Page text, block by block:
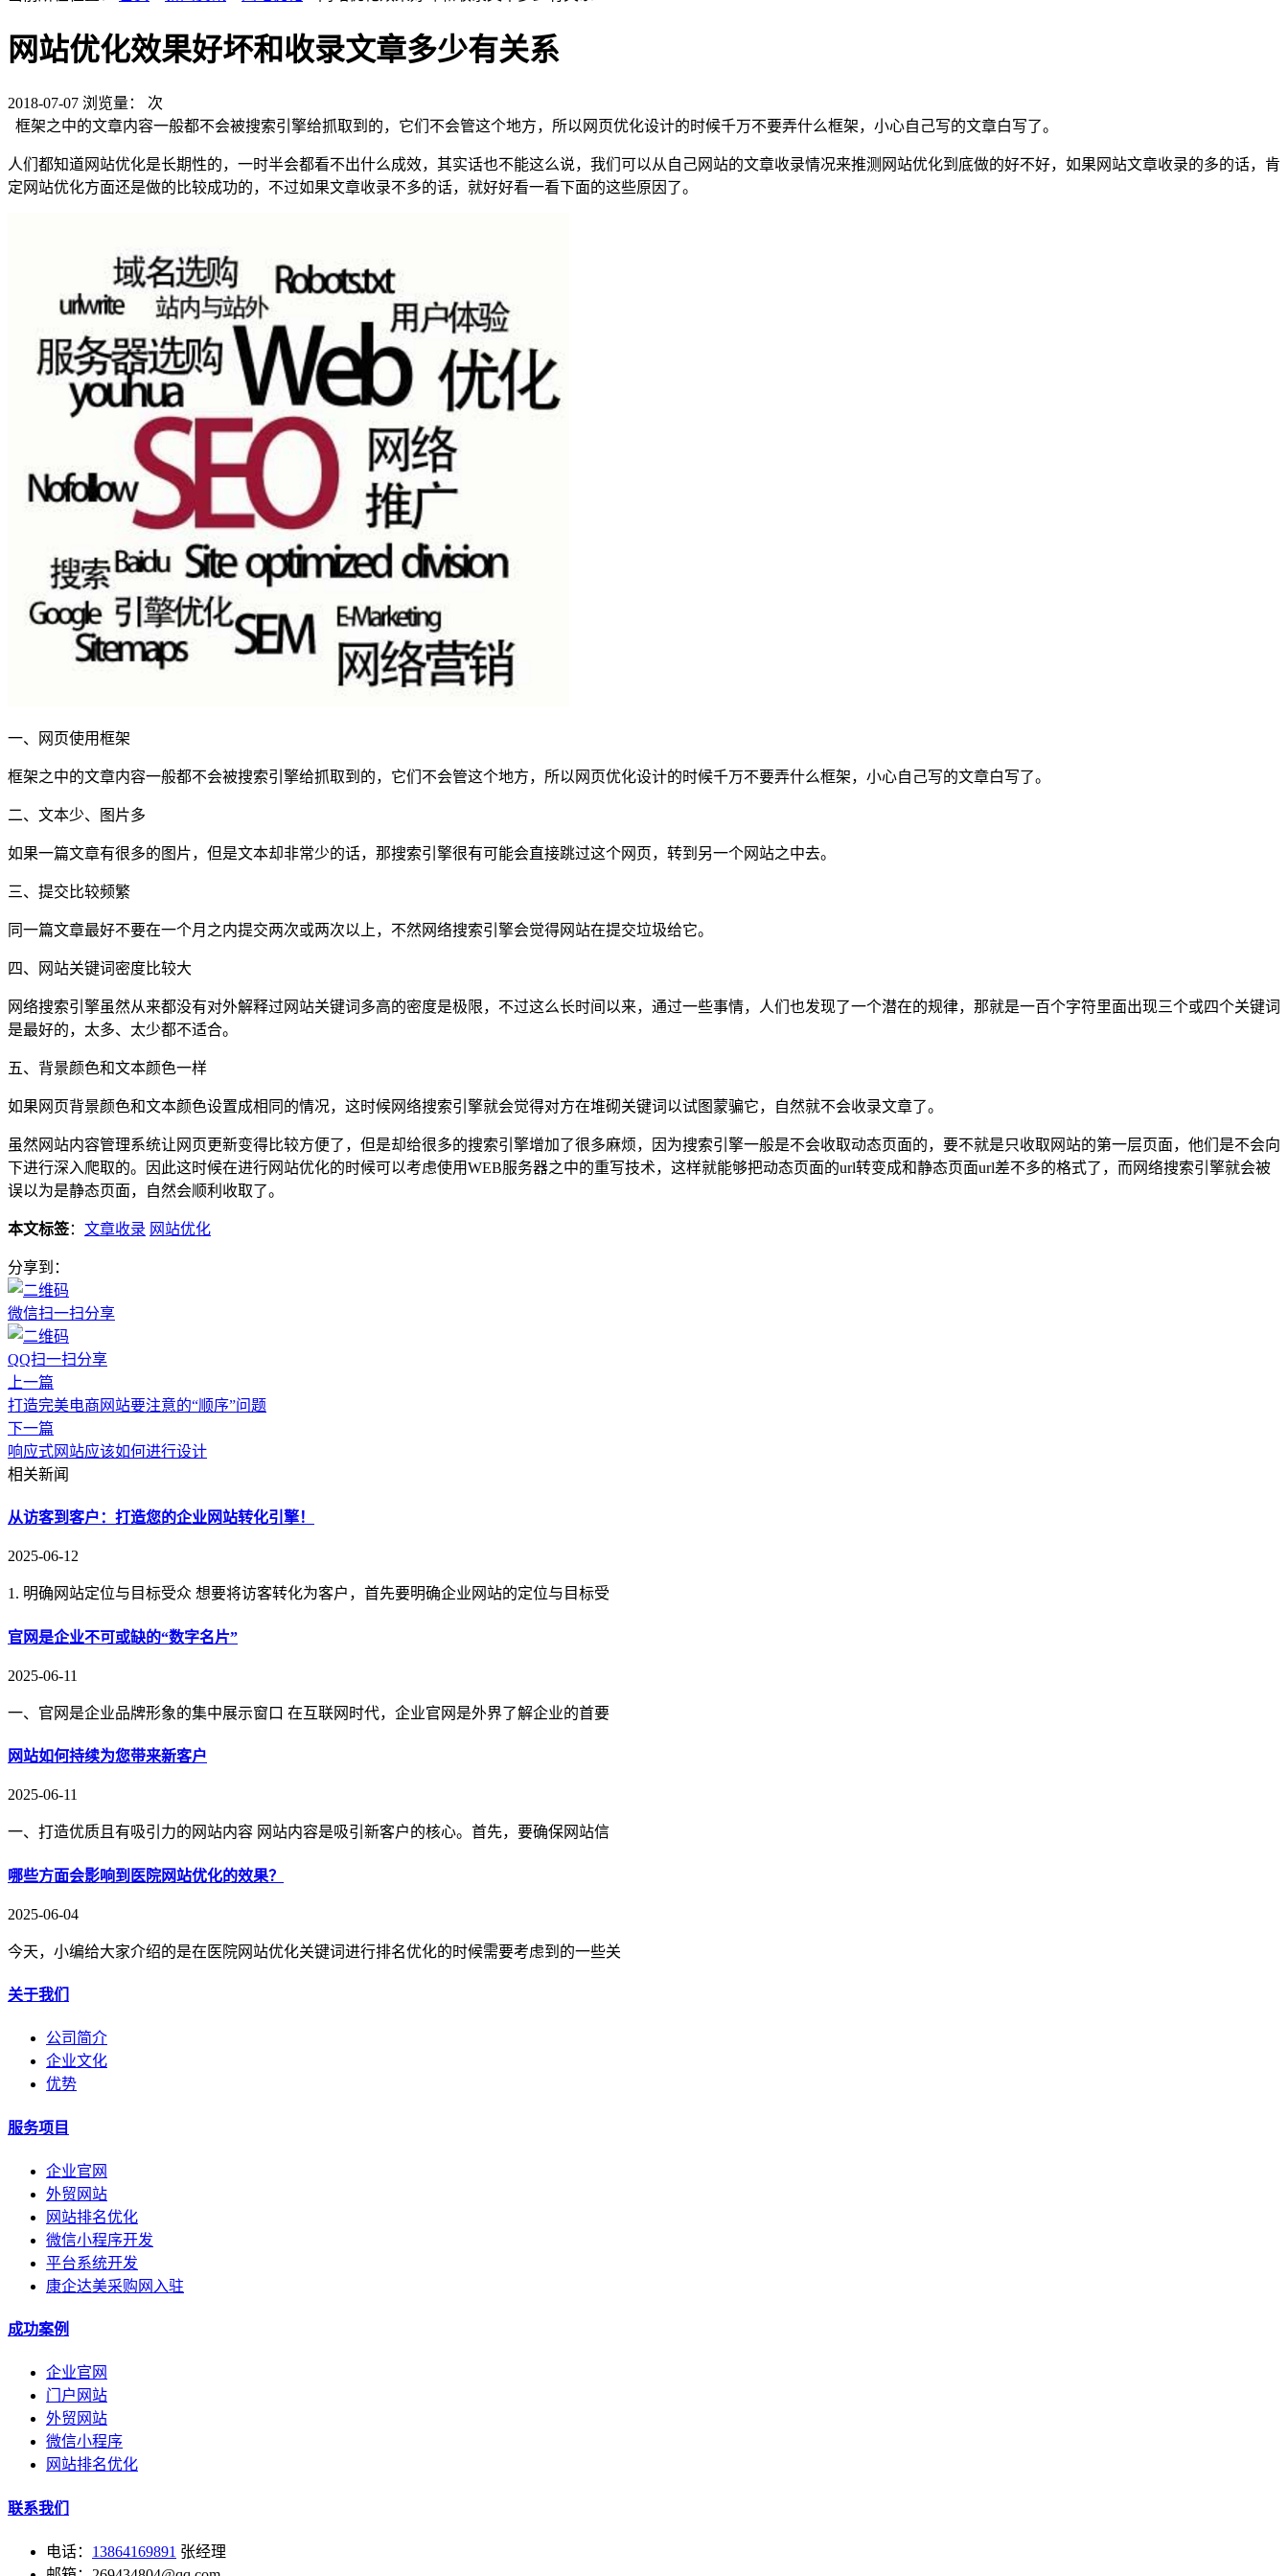
网站优化效果好坏和收录文章多少有关系
2018-07-07 浏览量：
次
框架之中的文章内容一般都不会被搜索引擎给抓取到的，它们不会管这个地方，所以网页优化设计的时候千万不要弄什么框架，小心自己写的文章白写了。
人们都知道网站优化是长期性的，一时半会都看不出什么成效，其实话也不能这么说，我们可以从自己网站的文章收录情况来推测网站优化到底做的好不好，如果网站文章收录的多的话，肯
定网站优化方面还是做的比较成功的，不过如果文章收录不多的话，就好好看一看下面的这些原因了。
一、网页使用框架
框架之中的文章内容一般都不会被搜索引擎给抓取到的，它们不会管这个地方，所以网页优化设计的时候千万不要弄什么框架，小心自己写的文章白写了。
二、文本少、图片多
如果一篇文章有很多的图片，但是文本却非常少的话，那搜索引擎很有可能会直接跳过这个网页，转到另一个网站之中去。
三、提交比较频繁
同一篇文章最好不要在一个月之内提交两次或两次以上，不然网络搜索引擎会觉得网站在提交垃圾给它。
四、网站关键词密度比较大
网络搜索引擎虽然从来都没有对外解释过网站关键词多高的密度是极限，不过这么长时间以来，通过一些事情，人们也发现了一个潜在的规律，那就是一百个字符里面出现三个或四个关键词
是最好的，太多、太少都不适合。
五、背景颜色和文本颜色一样
如果网页背景颜色和文本颜色设置成相同的情况，这时候网络搜索引擎就会觉得对方在堆砌关键词以试图蒙骗它，自然就不会收录文章了。
虽然网站内容管理系统让网页更新变得比较方便了，但是却给很多的搜索引擎增加了很多麻烦，因为搜索引擎一般是不会收取动态页面的，要不就是只收取网站的第一层页面，他们是不会向
下进行深入爬取的。因此这时候在进行网站优化的时候可以考虑使用WEB服务器之中的重写技术，这样就能够把动态页面的url转变成和静态页面url差不多的格式了，而网络搜索引擎就会被
误以为是静态页面，自然会顺利收取了。
本文标签： 文章收录 网站优化
分享到：
微信扫一扫分享
QQ扫一扫分享
上一篇
打造完美电商网站要注意的“顺序”问题
下一篇
响应式网站应该如何进行设计
相关新闻
从访客到客户：打造您的企业网站转化引擎！
2025-06-12
1. 明确网站定位与目标受众 想要将访客转化为客户，首先要明确企业网站的定位与目标受
官网是企业不可或缺的“数字名片”
2025-06-11
一、官网是企业品牌形象的集中展示窗口 在互联网时代，企业官网是外界了解企业的首要
网站如何持续为您带来新客户
2025-06-11
一、打造优质且有吸引力的网站内容 网站内容是吸引新客户的核心。首先，要确保网站信
哪些方面会影响到医院网站优化的效果？
2025-06-04
今天，小编给大家介绍的是在医院网站优化关键词进行排名优化的时候需要考虑到的一些关
关于我们
公司简介
企业文化
优势
服务项目
企业官网
外贸网站
网站排名优化
微信小程序开发
平台系统开发
康企达美采购网入驻
成功案例
企业官网
门户网站
外贸网站
微信小程序
网站排名优化
联系我们
电话： 13864169891 张经理